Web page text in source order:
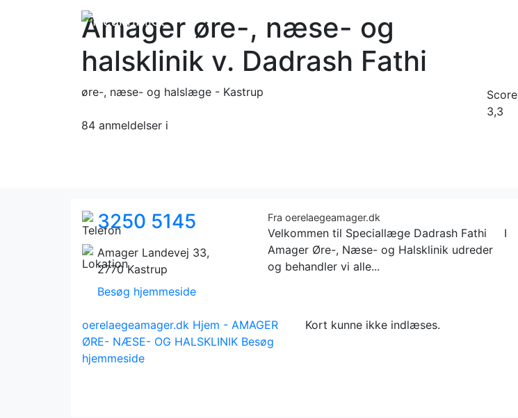
Amager øre-, næse- og
halsklinik v. Dadrash Fathi
øre-, næse- og halslæge - Kastrup
84 anmeldelser i
Score
3,3
3250 5145
Amager Landevej 33,
2770 Kastrup
Besøg hjemmeside
Fra oerelaegeamager.dk
Velkommen til Speciallæge Dadrash Fathi I
Amager Øre-, Næse- og Halsklinik udreder
og behandler vi alle...
oerelaegeamager.dk Hjem - AMAGER
ØRE- NÆSE- OG HALSKLINIK Besøg
hjemmeside
Kort kunne ikke indlæses.